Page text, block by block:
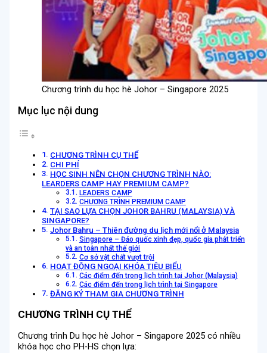
Chương trình du học hè Johor – Singapore 2025
Mục lục nội dung
CHƯƠNG TRÌNH CỤ THỂ
CHI PHÍ
HỌC SINH NÊN CHỌN CHƯƠNG TRÌNH NÀO:
LEARDERS CAMP HAY PREMIUM CAMP?
LEADERS CAMP
CHƯƠNG TRÌNH PREMIUM CAMP
TẠI SAO LỰA CHỌN JOHOR BAHRU (MALAYSIA) VÀ
SINGAPORE?
Johor Bahru – Thiên đường du lịch mới nổi ở Malaysia
Singapore – Đảo quốc xinh đẹp, quốc gia phát triển
và an toàn nhất thế giới
Cơ sở vật chất vượt trội
HOẠT ĐỘNG NGOẠI KHÓA TIÊU BIỂU
Các điểm đến trong lịch trình tại Johor (Malaysia)
Các điểm đến trong lịch trình tại Singapore
ĐĂNG KÝ THAM GIA CHƯƠNG TRÌNH
CHƯƠNG TRÌNH CỤ THỂ
Chương trình Du học hè Johor – Singapore 2025 có nhiều
khóa học cho PH-HS chọn lựa: